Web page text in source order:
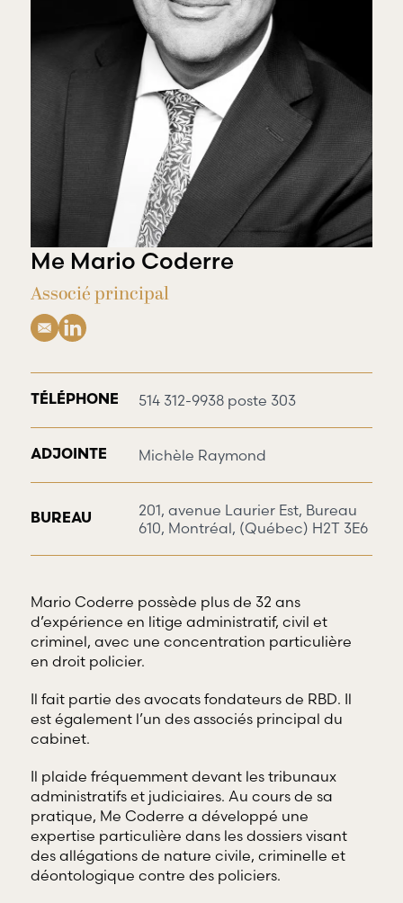
professionnels
champs
reliés au droit
RBD Avocats offre
tous les services
nécessaires à la
défense de
salariés et de
professionnels
œuvrant dans
divers domaines
d’emploi.
Me Mario Coderre
Associé principal
TÉLÉPHONE 514 312-9938 poste 303
ADJOINTE Michèle Raymond
BUREAU
201, avenue Laurier Est, Bureau
610, Montréal, (Québec) H2T 3E6
Mario Coderre possède plus de 32 ans
d’expérience en litige administratif, civil et
criminel, avec une concentration particulière
en droit policier.
Il fait partie des avocats fondateurs de RBD. Il
est également l’un des associés principal du
cabinet.
Il plaide fréquemment devant les tribunaux
administratifs et judiciaires. Au cours de sa
pratique, Me Coderre a développé une
expertise particulière dans les dossiers visant
des allégations de nature civile, criminelle et
déontologique contre des policiers.